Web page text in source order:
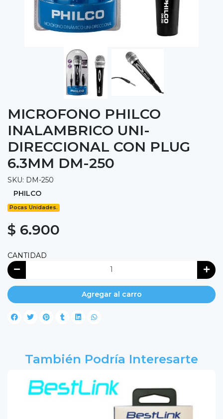
MICROFONO PHILCO
INALAMBRICO UNI-
DIRECCIONAL CON PLUG
6.3MM DM-250
SKU: DM-250
PHILCO
Pocas Unidades.
$ 6.900
CANTIDAD
Agregar al carro
También Podría Interesarte